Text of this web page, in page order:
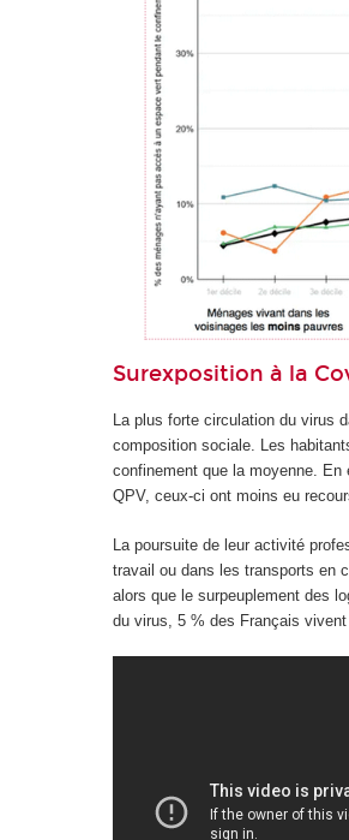
Surexposition à la
La plus forte circulation du virus
composition sociale. Les
confinement que la moyenne.
QPV, ceux-ci ont moins eu
La poursuite de leur activité
travail ou dans les transports en
alors que le surpeuplement des
du virus, 5 % des Français